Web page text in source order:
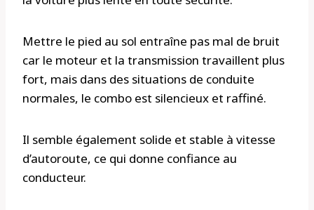
Mettre le pied au sol entraîne pas mal de bruit
car le moteur et la transmission travaillent plus
fort, mais dans des situations de conduite
normales, le combo est silencieux et raffiné.
Il semble également solide et stable à vitesse
d’autoroute, ce qui donne confiance au
conducteur.